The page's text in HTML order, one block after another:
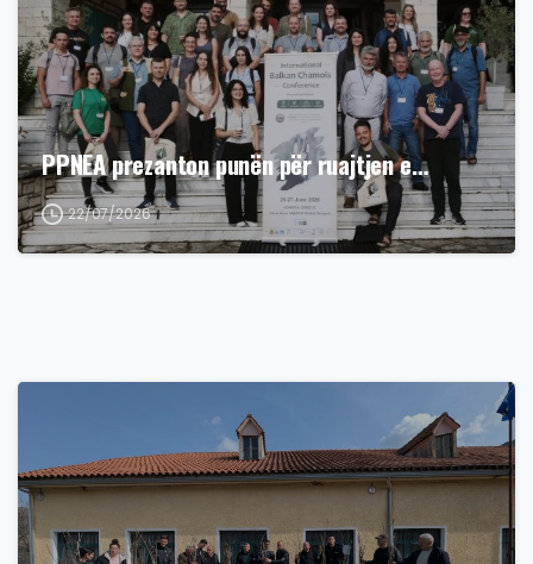
PPNEA prezanton punën për ruajtjen e…
22/07/2026